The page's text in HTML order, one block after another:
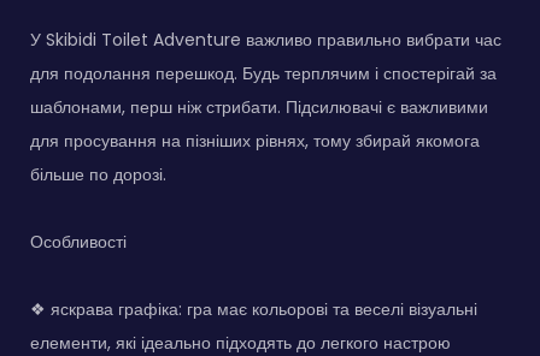
У Skibidi Toilet Adventure важливо правильно вибрати час
для подолання перешкод. Будь терплячим і спостерігай за
шаблонами, перш ніж стрибати. Підсилювачі є важливими
для просування на пізніших рівнях, тому збирай якомога
більше по дорозі.
Особливості
❖ яскрава графіка: гра має кольорові та веселі візуальні
елементи, які ідеально підходять до легкого настрою